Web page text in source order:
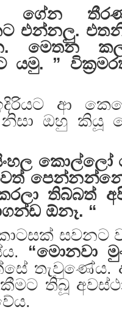
ගේන
එන්නලු.
. මෙතන
යමු. ” වික්
ආ
ඔහු කියූ
කොල්ලෝ
තිබ්බත්
ඕනෑ. “
සවනට
“මොනවා
තැවුණේය.
තිබූ